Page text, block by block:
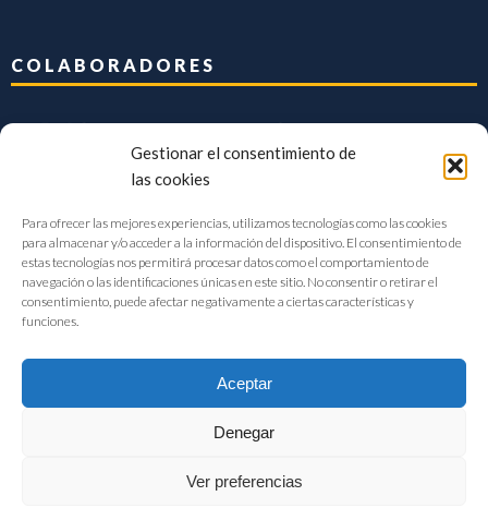
Gestionar el consentimiento de
las cookies
Para ofrecer las mejores experiencias, utilizamos tecnologías como las cookies
para almacenar y/o acceder a la información del dispositivo. El consentimiento de
estas tecnologías nos permitirá procesar datos como el comportamiento de
navegación o las identificaciones únicas en este sitio. No consentir o retirar el
consentimiento, puede afectar negativamente a ciertas características y
funciones.
Aceptar
Denegar
Ver preferencias
COLABORADORES
FIAB Federación Española de Industrias de la Alimentación y Bebidas